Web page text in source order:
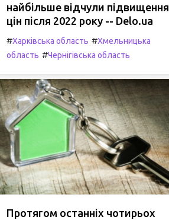
найбільше відчули підвищення
цін після 2022 року -- Delo.ua
#Харківська область #Хмельницька
область #Чернігівська область
Протягом останніх чотирьох